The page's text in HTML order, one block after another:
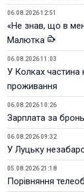
06.08.2026 12:51
«Не знав, що в
Малютка
06.08.2026 11:03
У Колках частина
проживання
06.08.2026 10:26
Зарплата за
06.08.2026 09:32
У Луцьку
05.08.2026 21:18
Порівняння